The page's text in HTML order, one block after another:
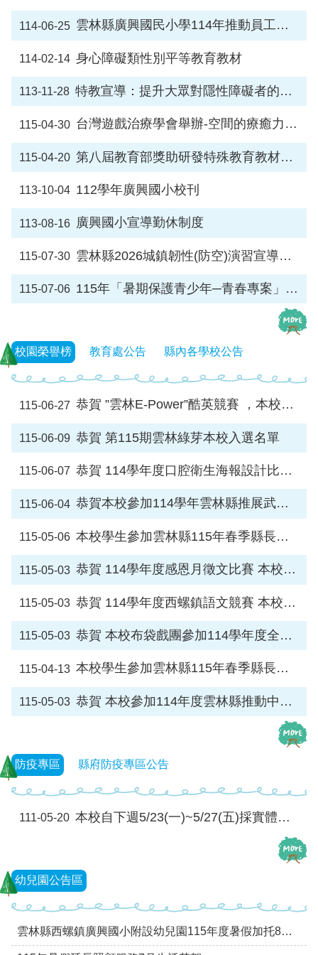
行
政
處
課
專
區
校
務
化
學
校
關
學
校
關
辦
定
縣
府
訪
視
區
English
Version
課
體
畫
廣
生
活
點
(臉
興
國
小
設
幼
114-06-25 雲林縣廣興國民小學114年推動員工協助方案實施計畫
114-02-14 身心障礙類性別平等教育教材
113-11-28 特教宣導：提升大眾對隱性障礙者的認識與瞭解
115-04-30 台灣遊戲治療學會舉辦-空間的療癒力、阿德勒心理學在中小學諮商輔 導的應用、遊戲不只是遊戲相關活動，請參閱。
115-04-20 第八屆教育部獎助研發特殊教育教材教具 競賽得獎作品推廣運用
113-10-04 112學年廣興國小校刊
113-08-16 廣興國小宣導勤休制度
115-07-30 雲林縣2026城鎮韌性(防空)演習宣導，請大家配合。
115-07-06 115年「暑期保護青少年─青春專案」進行淨化妨害青少年成長環境與犯罪預防宣導。
校園榮譽榜 教育處公告 縣內各學校公告
115-06-27 恭賀 ”雲林E-Power”酷英競賽 ，本校榮獲佳績
115-06-09 恭賀 第115期雲林綠芽本校入選名單
115-06-07 恭賀 114學年度口腔衛生海報設計比賽 本校榮獲佳績
115-06-04 恭賀本校參加114學年雲林縣推展武術運動評鑑，榮獲七崁武術組-特優。
115-05-06 本校學生參加雲林縣115年春季縣長盃拔河賽榮獲佳績，特此恭賀。
115-05-03 恭賀 114學年度感恩月徵文比賽 本校榮獲佳績
115-05-03 恭賀 114學年度西螺鎮語文競賽 本校榮獲佳績
115-05-03 恭賀 本校布袋戲團參加114學年度全國學生創意戲劇比賽 榮獲佳績
115-04-13 本校學生參加雲林縣115年春季縣長盃國術賽榮獲佳績
115-05-03 恭賀 本校參加114年度雲林縣推動中小學數位學習-因雄崛起競賽 榮獲 佳績
防疫專區 縣府防疫專區公告
111-05-20 本校自下週5/23(一)~5/27(五)採實體與線上遠距上課並行方式運作
幼兒園公告區
雲林縣西螺鎮廣興國小附設幼兒園115年度暑假加托8月餐點表0801-0821